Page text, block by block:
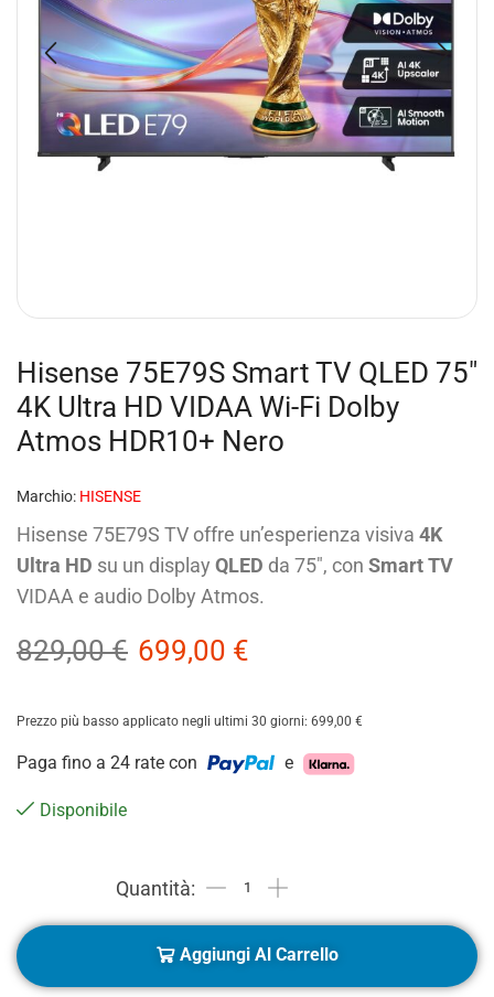
Hisense 75E79S Smart TV QLED 75″
4K Ultra HD VIDAA Wi-Fi Dolby
Atmos HDR10+ Nero
Marchio: HISENSE
Hisense 75E79S TV offre un’esperienza visiva 4K
Ultra HD su un display QLED da 75″, con Smart TV
VIDAA e audio Dolby Atmos.
829,00€ 699,00 €
Prezzo più basso applicato negli ultimi 30 giorni: 699,00 €
Paga fino a 24 rate con e
Disponibile
Aggiungi Al Carrello